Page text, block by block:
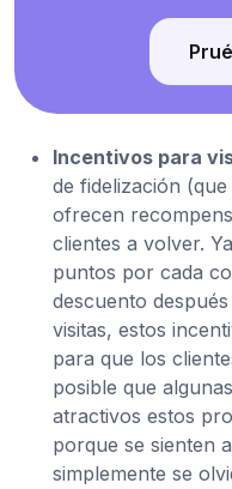
Incentivos para
de fidelización
ofrecen
clientes a volver.
puntos por cada
descuento
visitas, estos
para que los
posible que
atractivos estos
porque se sienten
simplemente se